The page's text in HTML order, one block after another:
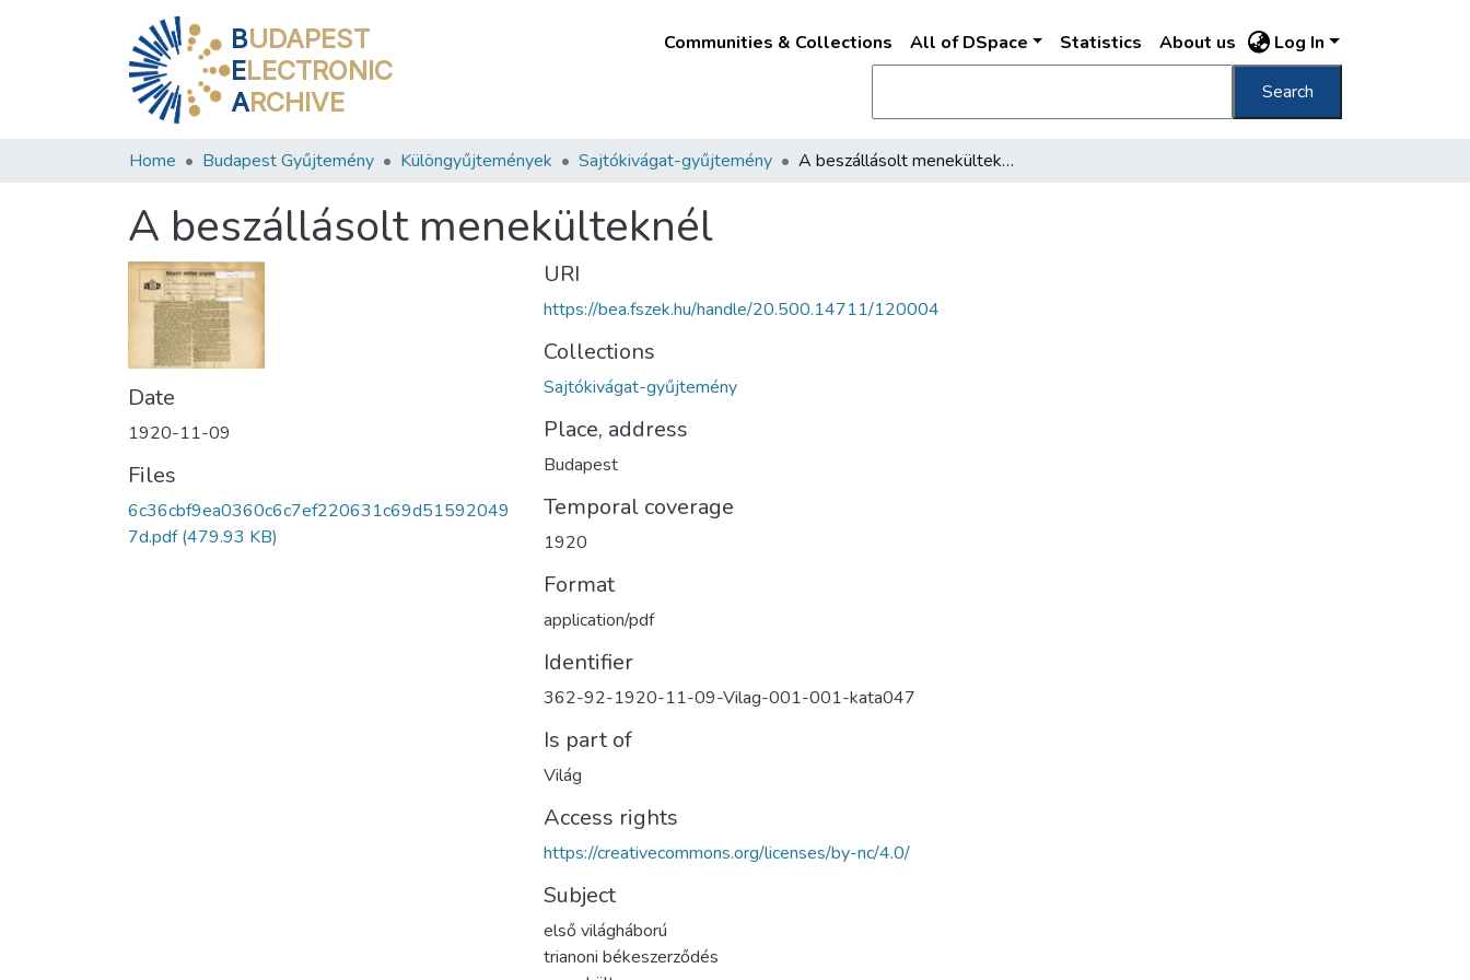
BUDAPEST
ELECTRONIC
ARCHIVE
Communities & Collections All of DSpace Statistics About us Log In
Search
Home Budapest Gyűjtemény Különgyűjtemények Sajtókivágat-gyűjtemény A beszállásolt menekülteknél
A beszállásolt menekülteknél
Date
1920-11-09
Files
6c36cbf9ea0360c6c7ef220631c69d51592049
7d.pdf(479.93 KB)
URI
https://bea.fszek.hu/handle/20.500.14711/120004
Collections
Sajtókivágat-gyűjtemény
Place, address
Budapest
Temporal coverage
1920
Format
application/pdf
Identifier
362-92-1920-11-09-Vilag-001-001-kata047
Is part of
Világ
Access rights
https://creativecommons.org/licenses/by-nc/4.0/
Subject
első világháború
trianoni békeszerződés